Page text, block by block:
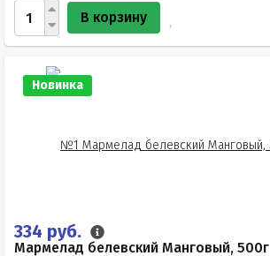
В корзину
Новинка
334 руб.
Мармелад белевский Манговый, 500г